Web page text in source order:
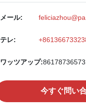
メール:
テレ:
ワッツアップ:
今すぐ問い